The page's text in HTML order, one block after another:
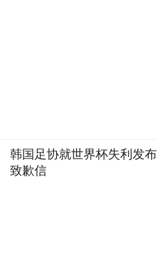
韩国足协就世界杯失利发布
致歉信